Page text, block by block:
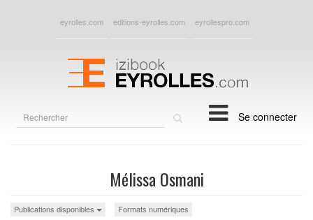
eyrolles.com editions-eyrolles.com eyrollespro.com
Se connecter
Mélissa Osmani
Publications disponibles Formats numériques